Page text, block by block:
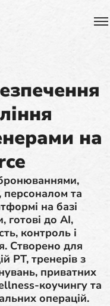
на
та
на базі
готові до AI,
контроль і
Створено для
PT, тренерів з
приватних
коучингу та
операцій.